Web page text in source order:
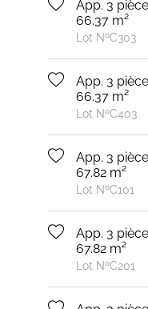
App. 3
66.37 m²
Lot NºC303
App. 3
66.37 m²
Lot NºC403
App. 3
67.82 m²
Lot NºC101
App. 3
67.82 m²
Lot NºC201